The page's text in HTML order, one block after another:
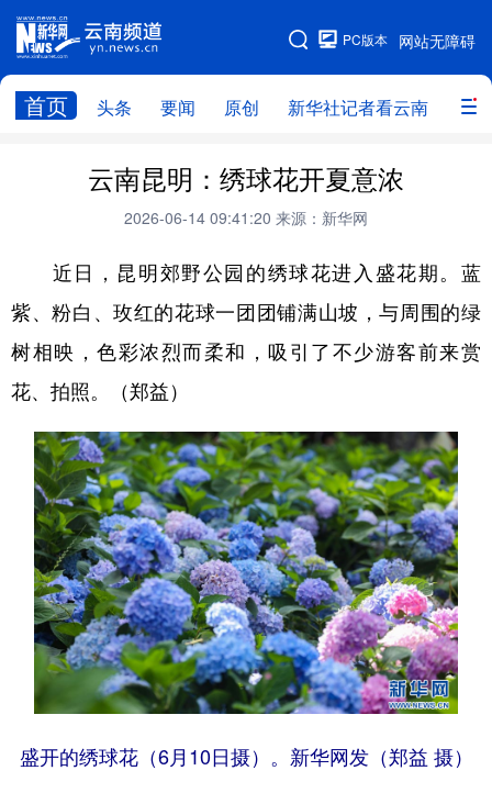
网站无障碍
PC版本
首页 头条 要闻 原创 新华社记者看云南 政务
网站地图
头条 云南要闻 本网原创
新华社记者看云南 政务
廉政 云南省领导报道集 旅游
教育
州市
社会
图片
经济
云南青年说 趣看文物
云南昆明：绣球花开夏意浓
2026-06-14 09:41:20 来源：新华网
近日，昆明郊野公园的绣球花进入盛花期。蓝
紫、粉白、玫红的花球一团团铺满山坡，与周围的绿
树相映，色彩浓烈而柔和，吸引了不少游客前来赏
花、拍照。（郑益）
盛开的绣球花（6月10日摄）。新华网发（郑益 摄）